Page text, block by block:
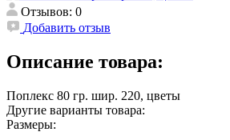
Отзывов: 0
Добавить отзыв
Описание товара:
Поплекс 80 гр. шир. 220, цветы
Другие варианты товара:
Размеры: